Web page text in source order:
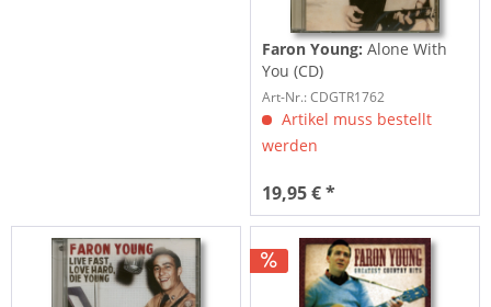
Faron Young:Alone With
You (CD)
Art-Nr.: CDGTR1762
Artikel muss bestellt
werden
19,95 € *